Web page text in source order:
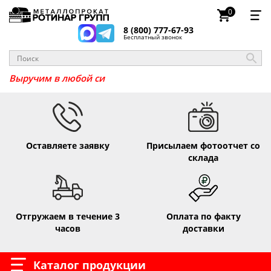
8 (800) 777-67-93
Бесплатный звонок
0
Выручим в лю
Оставляете заявку
Присылаем фотоотчет со
склада
Отгружаем в течение 3
часов
Оплата по факту
доставки
Каталог продукции